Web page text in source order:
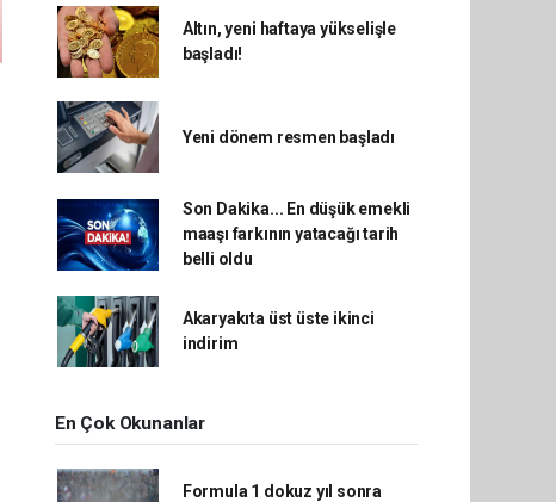
Altın, yeni haftaya yükselişle
başladı!
Yeni dönem resmen başladı
Son Dakika... En düşük emekli
maaşı farkının yatacağı tarih
belli oldu
Akaryakıta üst üste ikinci
indirim
En Çok Okunanlar
Formula 1 dokuz yıl sonra